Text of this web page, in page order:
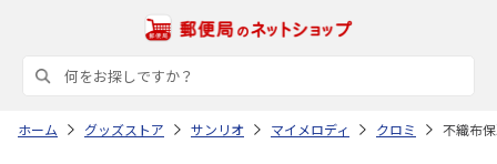
ホーム グッズストア サンリオ マイメロディ クロミ 不織布